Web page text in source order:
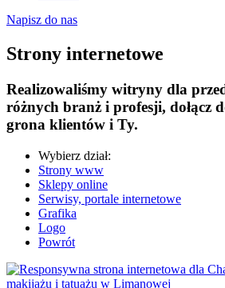
Napisz do nas
Strony internetowe
Realizowaliśmy witryny dla
różnych branż i profesji, dołącz
grona klientów i Ty.
Wybierz dział:
Strony www
Sklepy online
Serwisy, portale internetowe
Grafika
Logo
Powrót